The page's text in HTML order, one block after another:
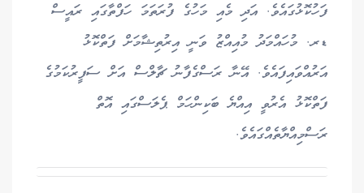
ފަހުކޮޅުގައެވެ. އަދި މެއި މަހުގެ ފުރަތަމަ ހަފްތާގައި ރައީސް
ޑރ. މުހައްމަދު މުއިއްޒު ވަނީ އިރުތިޝާމަށް ފަތްކޮޅު
އަރުއްވައިފައެވެ. އޭނާ ރަސްގެފާނު ޗާލްސް އަށް ސަފީރުކަމުގެ
ފަތްކޮޅު އެރުވީ އިއްޔެ ބަކިންހަމް ޕެލަސްގައި އޮތް
ރަސްމިއްޔާތެއްގައެވެ.